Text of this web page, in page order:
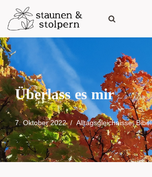
Zum
Inhalt
springen
Überlass es mir
7. Oktober 2022 Alltagsgleichnisse,Bibel